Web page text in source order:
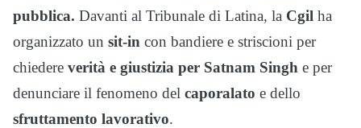
pubblica. Davanti al Tribunale di Latina, la Cgil ha
organizzato un sit-in con bandiere e striscioni per
chiedere verità e giustizia per Satnam Singh e per
denunciare il fenomeno del caporalato e dello
sfruttamento lavorativo.